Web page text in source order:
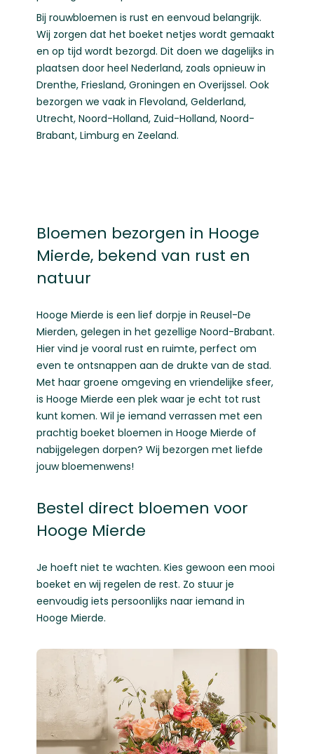
Bij rouwbloemen is rust en eenvoud belangrijk.
Wij zorgen dat het boeket netjes wordt gemaakt
en op tijd wordt bezorgd. Dit doen we dagelijks in
plaatsen door heel Nederland, zoals opnieuw in
Drenthe, Friesland, Groningen en Overijssel. Ook
bezorgen we vaak in Flevoland, Gelderland,
Utrecht, Noord-Holland, Zuid-Holland, Noord-
Brabant, Limburg en Zeeland.
Bloemen bezorgen in Hooge
Mierde, bekend van rust en
natuur
Hooge Mierde is een lief dorpje in Reusel-De
Mierden, gelegen in het gezellige Noord-Brabant.
Hier vind je vooral rust en ruimte, perfect om
even te ontsnappen aan de drukte van de stad.
Met haar groene omgeving en vriendelijke sfeer,
is Hooge Mierde een plek waar je echt tot rust
kunt komen. Wil je iemand verrassen met een
prachtig boeket bloemen in Hooge Mierde of
nabijgelegen dorpen? Wij bezorgen met liefde
jouw bloemenwens!
Bestel direct bloemen voor
Hooge Mierde
Je hoeft niet te wachten. Kies gewoon een mooi
boeket en wij regelen de rest. Zo stuur je
eenvoudig iets persoonlijks naar iemand in
Hooge Mierde.